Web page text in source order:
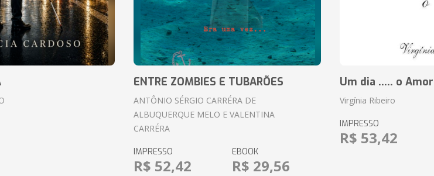
ENTRE ZOMBIES E TUBARÕES
ANTÔNIO SÉRGIO CARRÉRA DE
ALBUQUERQUE MELO E VALENTINA
CARRÉRA
IMPRESSO
R$ 52,42
EBOOK
R$ 29,56
Um dia ..... o Amor
Virgínia Ribeiro
IMPRESSO
R$ 53,42